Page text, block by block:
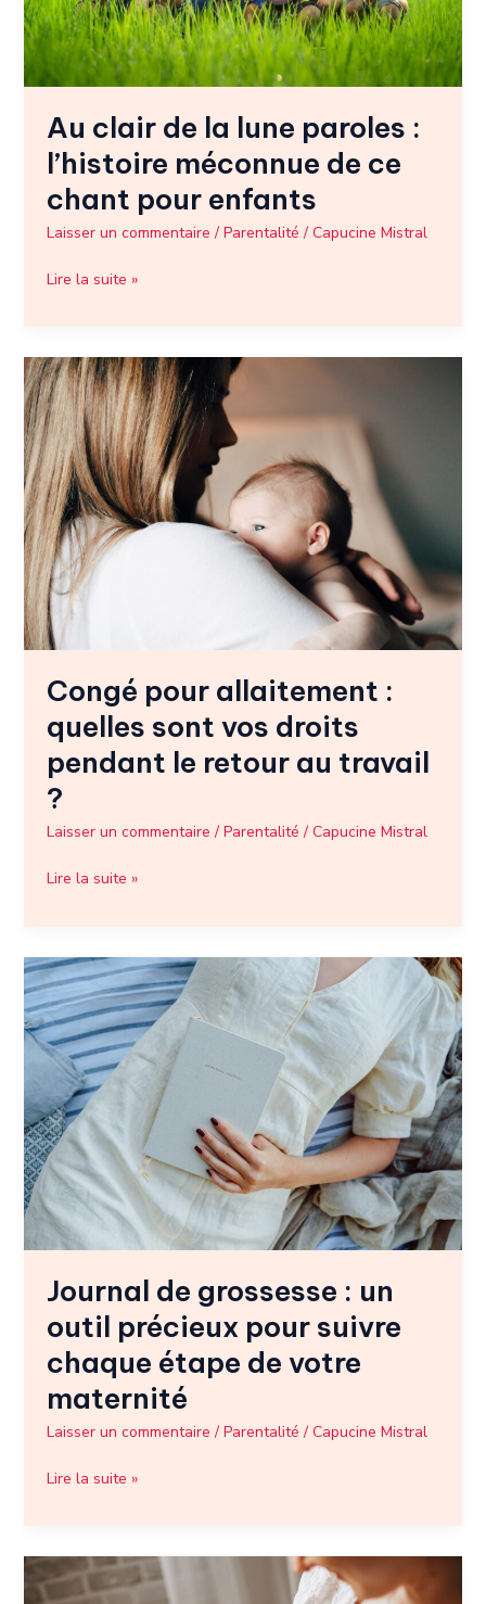
Au clair de la lune paroles :
l’histoire méconnue de ce
chant pour enfants
Laisser un commentaire / Parentalité / Capucine Mistral
méconnue
de
ce
chant
enfants
Lire la suite »
Congé pour allaitement :
quelles sont vos droits
pendant le retour au travail
?
Laisser un commentaire / Parentalité / Capucine Mistral
Congé
pour
allaitement
:
quelles
sont
vos
droits
pendant
le
retour
au
?
Lire la suite »
Journal de grossesse : un
outil précieux pour suivre
chaque étape de votre
maternité
Laisser un commentaire / Parentalité / Capucine Mistral
Journal
de
grossesse
:
un
outil
précieux
pour
suivre
chaque
étape
de
maternité
Lire la suite »
Crat
allaitement